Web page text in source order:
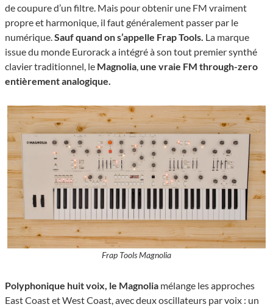
de coupure d’un filtre. Mais pour obtenir une FM vraiment
propre et harmonique, il faut généralement passer par le
numérique.Sauf quand on s’appelle Frap Tools. La marque
issue du monde Eurorack a intégré à son tout premier synthé
clavier traditionnel, le Magnolia, une vraie FM through-zero
entièrement analogique.
Frap Tools Magnolia
Polyphonique huit voix, le Magnolia mélange les approches
East Coast et West Coast, avec deux oscillateurs par voix : un